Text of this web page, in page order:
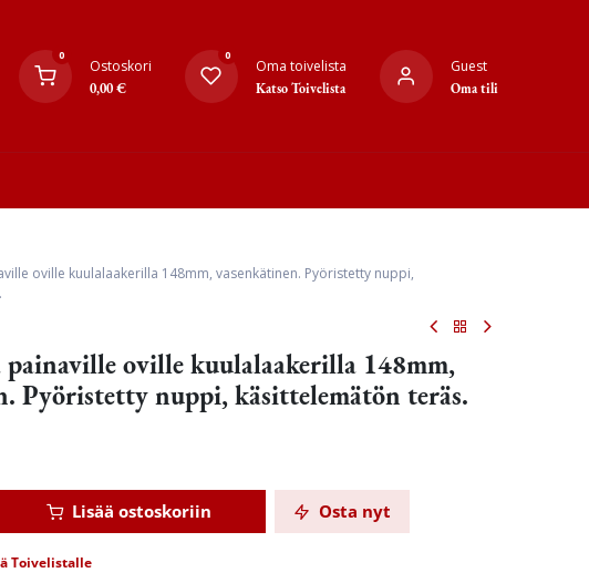
0
Ostoskori
0,00€
0
Oma toivelista
Katso Toivelista
Guest
Oma tili
oville kuulalaakerilla 148mm, vasenkätinen. Pyöristetty nuppi,
painaville oville kuulalaakerilla 148mm,
Pyöristetty nuppi, käsittelemätön teräs.
Lisää ostoskoriin Osta nyt
Toivelistalle